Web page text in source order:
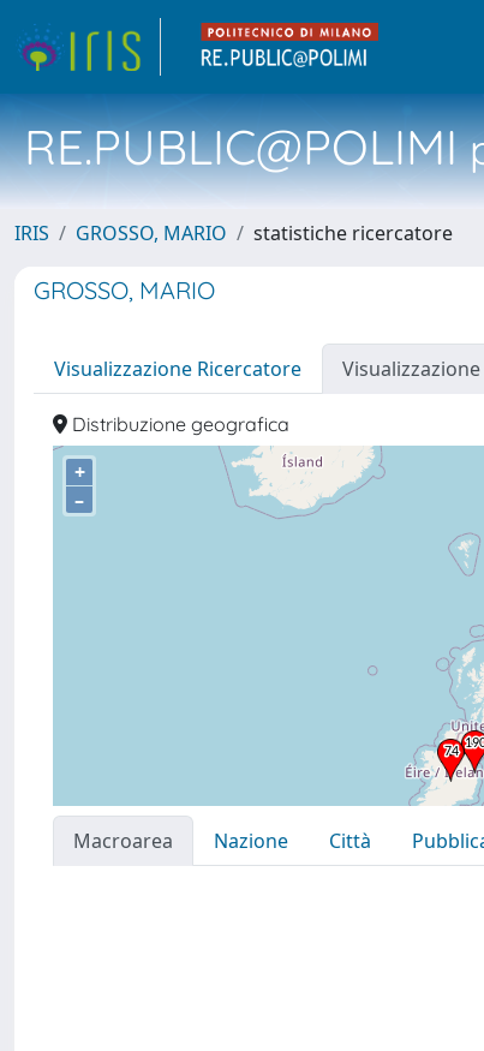
RE.PUBLIC@POLIMI
IRIS GROSSO, MARIO statistiche ricercatore
GROSSO, MARIO
Visualizzazione Ricercatore
Distribuzione geografica
+
–
Macroarea Nazione Città